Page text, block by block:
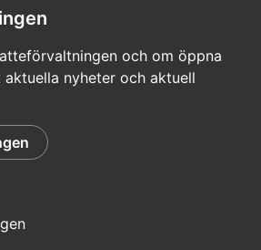
och om öppna
nyheter och aktuell